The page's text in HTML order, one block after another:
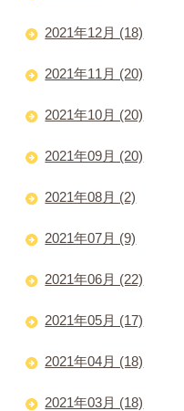
2021年12月 (18)
2021年11月 (20)
2021年10月 (20)
2021年09月 (20)
2021年08月 (2)
2021年07月 (9)
2021年06月 (22)
2021年05月 (17)
2021年04月 (18)
2021年03月 (18)